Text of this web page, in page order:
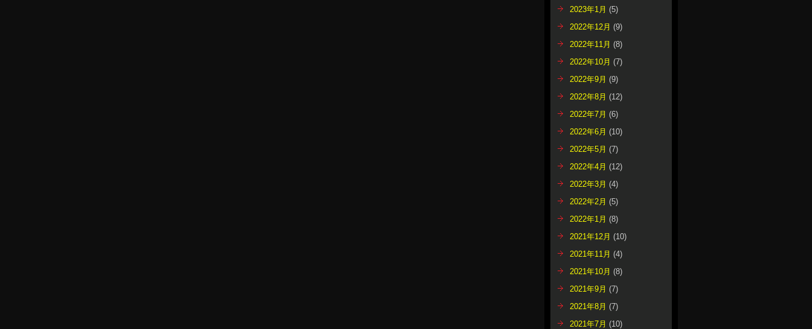
2023年1月 (5)
2022年12月 (9)
2022年11月 (8)
2022年10月 (7)
2022年9月 (9)
2022年8月 (12)
2022年7月 (6)
2022年6月 (10)
2022年5月 (7)
2022年4月 (12)
2022年3月 (4)
2022年2月 (5)
2022年1月 (8)
2021年12月 (10)
2021年11月 (4)
2021年10月 (8)
2021年9月 (7)
2021年8月 (7)
2021年7月 (10)